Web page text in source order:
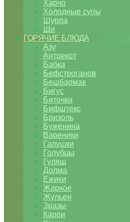
Харчо
Холодные супы
Шурпа
Щи
ГОРЯЧИЕ БЛЮДА
Азу
Антрекот
Бабка
Бефстроганов
Бешбармак
Бигус
Биточки
Бифштекс
Бризоль
Буженина
Вареники
Галушки
Голубцы
Гуляш
Долма
Ежики
Жаркое
Жульен
Зразы
Карри